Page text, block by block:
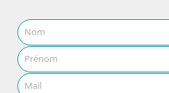
Nom
Prénom
Mail